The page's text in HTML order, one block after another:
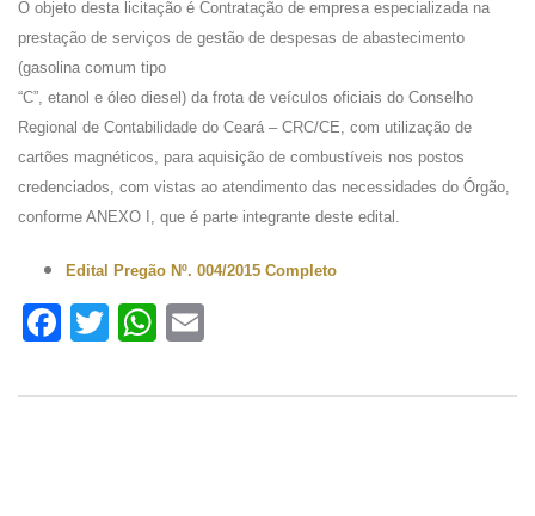
O objeto desta licitação é Contratação de empresa especializada na
prestação de serviços de gestão de despesas de abastecimento
(gasolina comum tipo
“C”, etanol e óleo diesel) da frota de veículos oficiais do Conselho
Regional de Contabilidade do Ceará – CRC/CE, com utilização de
cartões magnéticos, para aquisição de combustíveis nos postos
credenciados, com vistas ao atendimento das necessidades do Órgão,
conforme ANEXO I, que é parte integrante deste edital.
Edital Pregão Nº. 004/2015 Completo
Facebook
TwitterWhatsApp